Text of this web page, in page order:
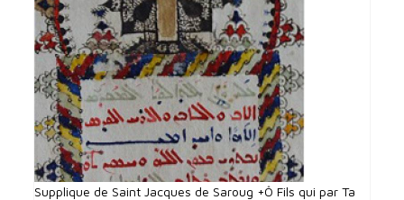
Supplique de Saint Jacques de Saroug +Ô Fils qui par Ta